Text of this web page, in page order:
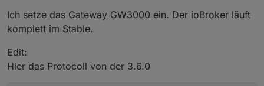
Apr 01 16:27:15 iobroker wetterstation.sh[186678]:
Ich setze das Gateway GW3000 ein. Der ioBroker läuft
komplett im Stable.
Edit:
Hier das Protocoll von der 3.6.0